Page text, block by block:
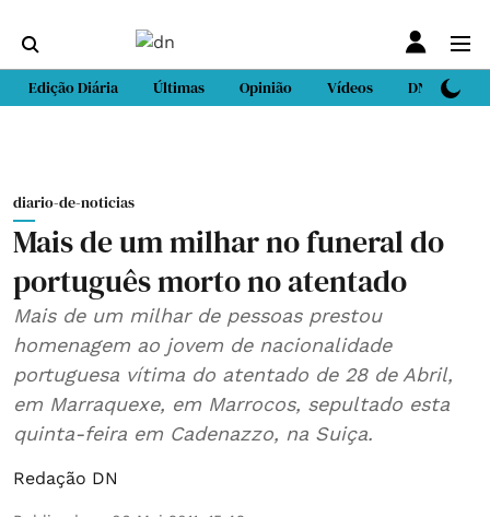
Edição Diária Últimas Opinião Vídeos DN Sport
diario-de-noticias
Mais de um milhar no funeral do
português morto no atentado
Mais de um milhar de pessoas prestou
homenagem ao jovem de nacionalidade
portuguesa vítima do atentado de 28 de Abril,
em Marraquexe, em Marrocos, sepultado esta
quinta-feira em Cadenazzo, na Suiça.
Redação DN